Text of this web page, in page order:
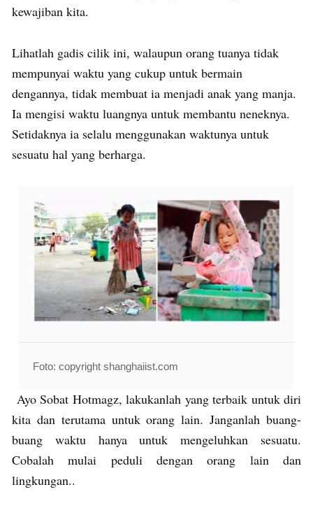
kewajiban kita.
Lihatlah gadis cilik ini, walaupun orang tuanya tidak
mempunyai waktu yang cukup untuk bermain
dengannya, tidak membuat ia menjadi anak yang manja.
Ia mengisi waktu luangnya untuk membantu neneknya.
Setidaknya ia selalu menggunakan waktunya untuk
sesuatu hal yang berharga.
Foto: copyright shanghaiist.com
Ayo Sobat Hotmagz, lakukanlah yang terbaik untuk diri
kita dan terutama untuk orang lain. Janganlah buang-
buang waktu hanya untuk mengeluhkan sesuatu.
Cobalah mulai peduli dengan orang lain dan
lingkungan..